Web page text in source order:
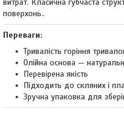
витрат. Класична губчаста
поверхонь..
Переваги:
Тривалість горіння
Олійна основа —
Перевірена якість
Підходить до скляних і
Зручна упаковка для